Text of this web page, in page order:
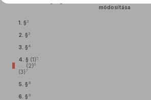
módosítása
1. §2
2. §3
3. §4
4. § (1)5
(2)6
(3)7
5. § 8
6. § 9